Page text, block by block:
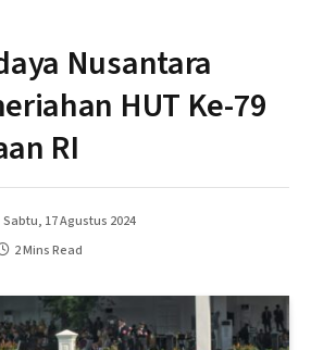
Nusantara
HUT Ke-79
RI
Sabtu, 17 Agustus 2024
2 Mins Read